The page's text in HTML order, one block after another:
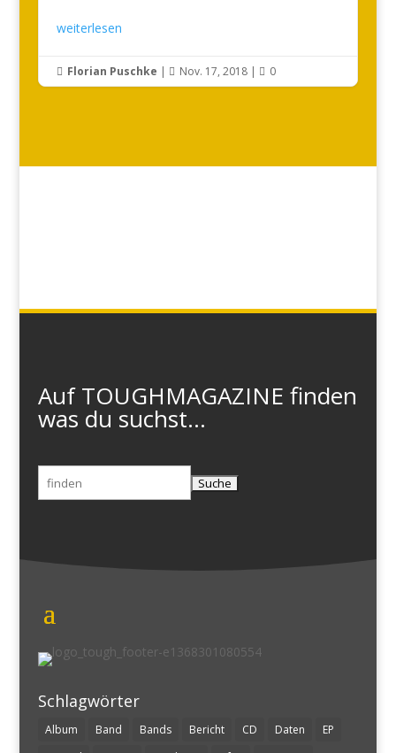
weiterlesen
 Florian Puschke |  Nov. 17, 2018|  0
Auf TOUGHMAGAZINE finden
was du suchst...
Suchen
nach:
Schlagwörter
Album Band Bands Bericht CD Daten
EP